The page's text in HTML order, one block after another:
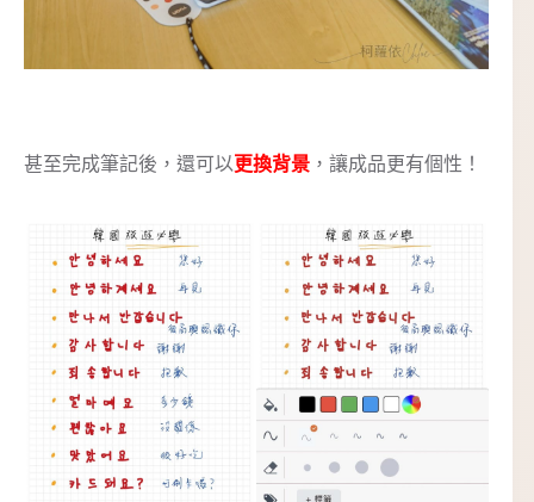
甚至完成筆記後，還可以更換背景 ，讓成品更有個性！